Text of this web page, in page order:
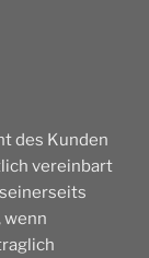
des Kunden
vereinbart
wenn